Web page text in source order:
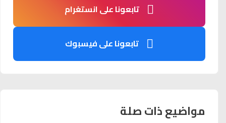
تابعونا على انستغرام
تابعونا على فيسبوك
مواضيع ذات صلة